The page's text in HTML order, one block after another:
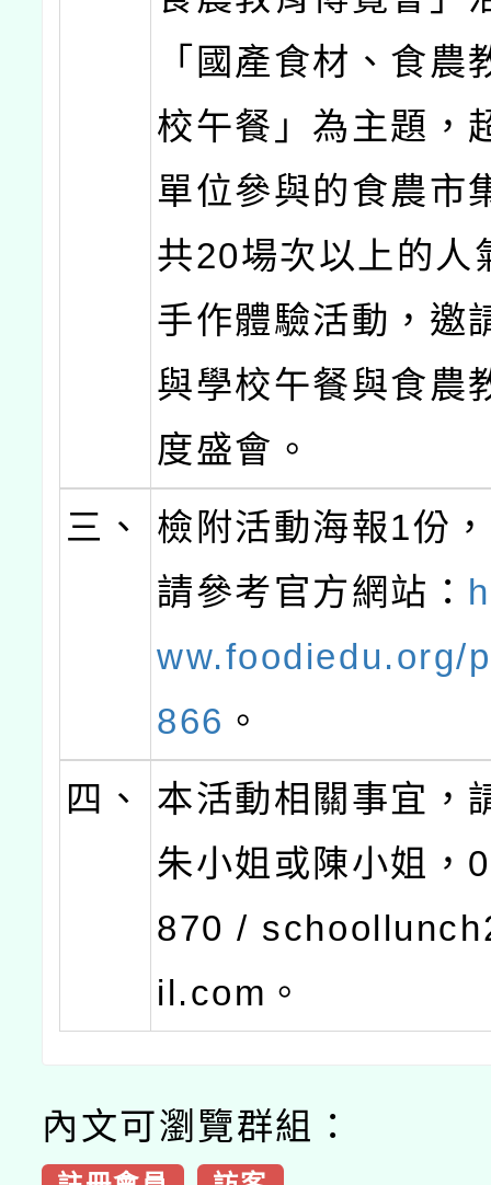
「國產食材、食農
校午餐」為主題，
單位參與的食農市
共20場次以上的人
手作體驗活動，邀
與學校午餐與食農
度盛會。
三、
檢附活動海報1份
請參考官方網站：
ww.foodiedu.org/
866 。
四、
本活動相關事宜，
朱小姐或陳小姐，
870 /
il.com。
內文可瀏覽群組：